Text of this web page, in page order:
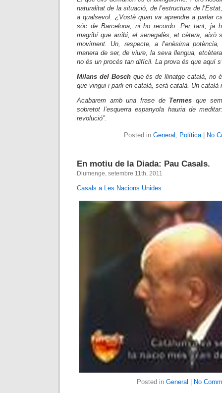
naturalitat de la situació, de l’estructura de
a qualsevol. ¿Vostè quan va aprendre a parlar
sóc de Barcelona, ni ho recordo. Per tant, ja
magribí que arribi, el senegalès, et cètera, això
moviment. Un, respecte, a l’enèsima
manera de ser, de viure, la seva llengua,
no és un procés tan difícil. La prova és que aquí
Milans del Boschque és de llinatge català, no
que vingui i parli en català, serà català. Un català
Acabarem amb una frase de Termesque
sobretot l’esquerra espanyola hauria de
revolució”.
Posted in General , Política| No
En motiu de la Diada: Pau Casals.
Diumenge, setembre 11th, 2011
Casals a Les Nacions Unides
Posted in General No